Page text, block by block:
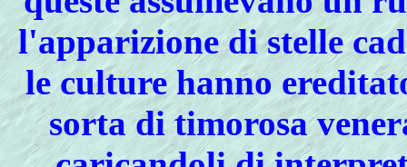
l'apparizione di stelle
le culture hanno
sorta di timorosa